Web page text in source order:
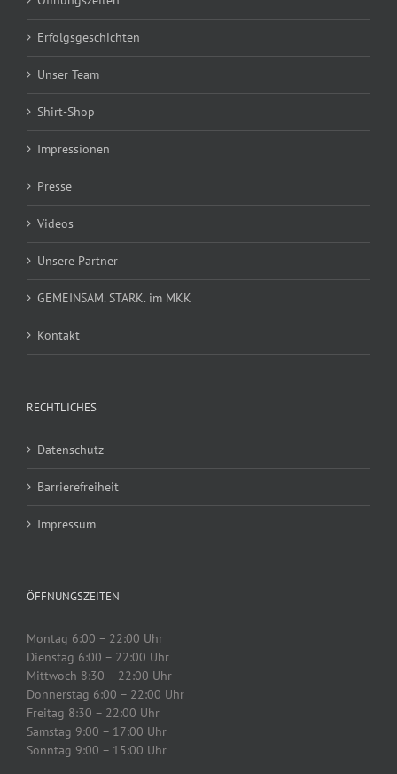
Erfolgsgeschichten
Unser Team
Shirt-Shop
Impressionen
Presse
Videos
Unsere Partner
GEMEINSAM. STARK. im MKK
Kontakt
RECHTLICHES
Datenschutz
Barrierefreiheit
Impressum
ÖFFNUNGSZEITEN
Montag 6:00 – 22:00 Uhr
Dienstag 6:00 – 22:00 Uhr
Mittwoch 8:30 – 22:00 Uhr
Donnerstag 6:00 – 22:00 Uhr
Freitag 8:30 – 22:00 Uhr
Samstag 9:00 – 17:00 Uhr
Sonntag 9:00 – 15:00 Uhr